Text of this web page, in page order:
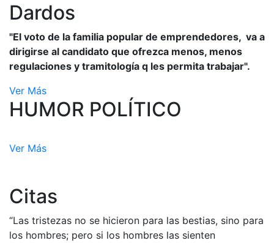
Dardos
"El voto de la familia popular de emprendedores, va a
dirigirse al candidato que ofrezca menos, menos
regulaciones y tramitología q les permita trabajar".
Ver Más
HUMOR POLÍTICO
Ver Más
Citas
“Las tristezas no se hicieron para las bestias, sino para
los hombres; pero si los hombres las sienten